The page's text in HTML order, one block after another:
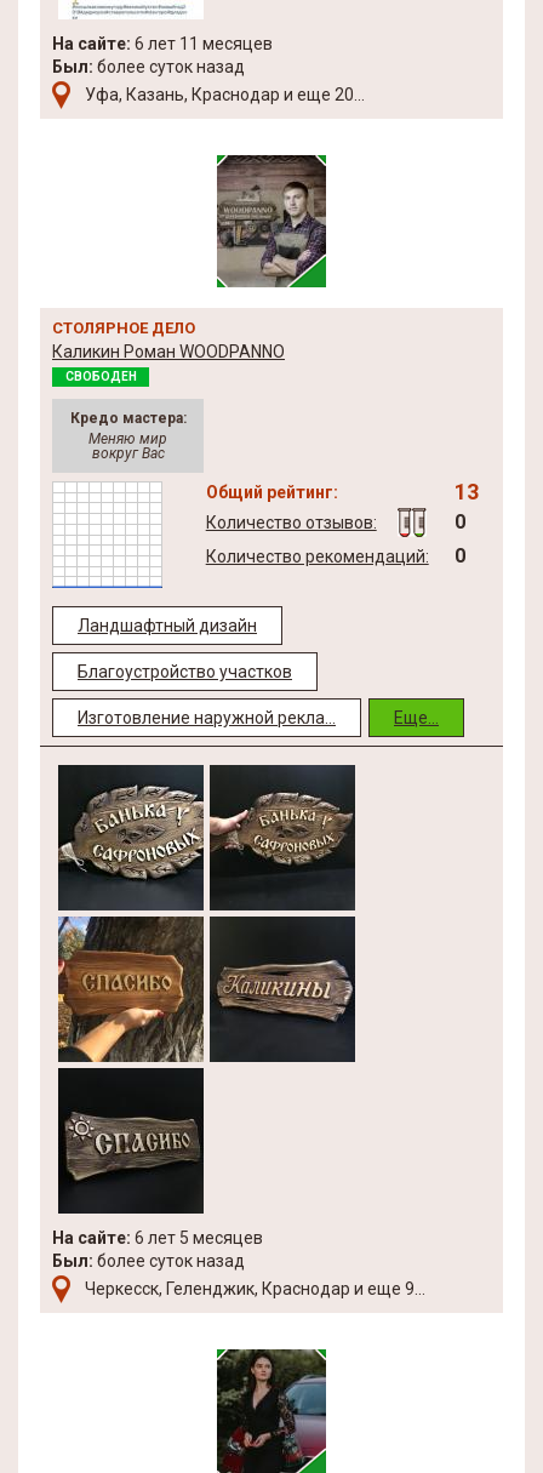
На сайте: 6 лет 11 месяцев
Был: более суток назад
Уфа, Казань, Краснодар и еще 20...
СТОЛЯРНОЕ ДЕЛО
Каликин Роман WOODPANNO
СВОБОДЕН
Кредо мастера:
Меняю мир
вокруг Вас
Общий рейтинг: 13
Количество отзывов: 0
Количество рекомендаций: 0
Ландшафтный дизайн
Благоустройство участков
Изготовление наружной рекла... Еще...
На сайте: 6 лет 5 месяцев
Был: более суток назад
Черкесск, Геленджик, Краснодар и еще 9...